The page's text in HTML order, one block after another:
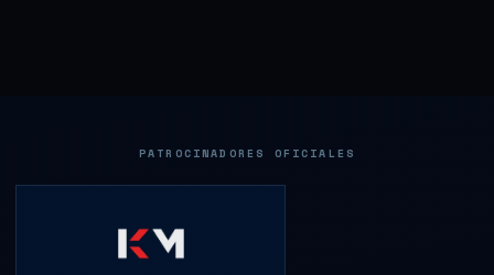
PATROCINADORES OFICIALES